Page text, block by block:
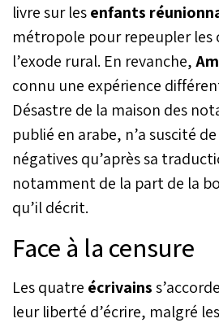
livre sur lesenfants
métropole pour repeupler les
l’exode rural. En revanche,
connu une expérience
Désastre de la maison des
publié en arabe, n’a suscité
négatives qu’après sa
notamment de la part de la
qu’il décrit.
Face à la censure
Les quatre écrivains
leur liberté d’écrire, malgré